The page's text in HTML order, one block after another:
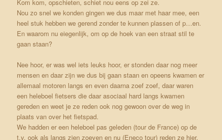
Kom kom, opschieten, schiet nou eens op zei ze.
Nou zo snel we konden gingen we dus maar met haar mee, een
heel stuk hebben we gerend zonder te kunnen plassen of p…en.
En waarom nu eiegenlijk, om op de hoek van een straat stil te
gaan staan?
Nee hoor, er was wel iets leuks hoor, er stonden daar nog meer
mensen en daar zijn we dus bij gaan staan en opeens kwamen er
allemaal motoren langs en even daarna zoef zoef, daar waren
een heleboel fietsers die daar asociaal hard langs kwamen
gereden en weet je ze reden ook nog gewoon over de weg in
plaats van over het fietspad.
We hadden er een heleboel pas geleden (tour de France) op de
t.v. ook als langs zien zoeven en nu (Eneco tour) reden ze hier,